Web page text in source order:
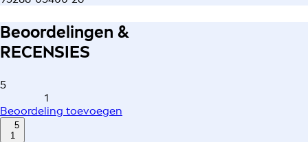
Beoordelingen &
RECENSIES
5
1
Beoordeling toevoegen
5
1